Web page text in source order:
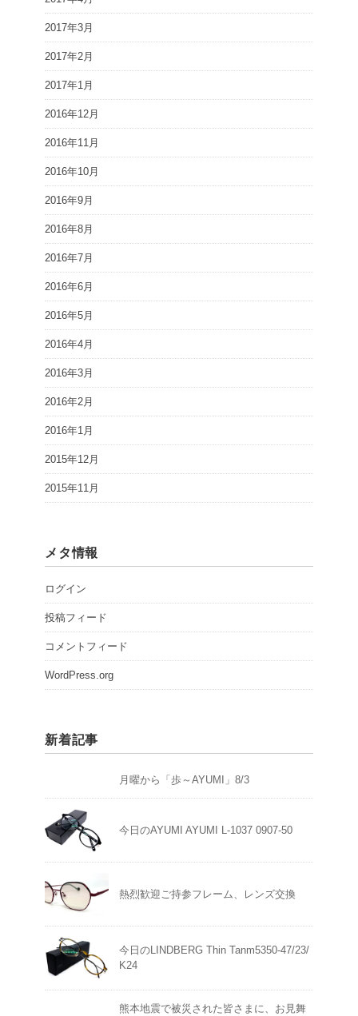
2017年3月
2017年2月
2017年1月
2016年12月
2016年11月
2016年10月
2016年9月
2016年8月
2016年7月
2016年6月
2016年5月
2016年4月
2016年3月
2016年2月
2016年1月
2015年12月
2015年11月
メタ情報
ログイン
投稿フィード
コメントフィード
WordPress.org
新着記事
月曜から「歩～AYUMI」8/3
今日のAYUMI AYUMI L-1037 0907-50
熱烈歓迎ご持参フレーム、レンズ交換
今日のLINDBERG Thin Tanm5350-47/23/
K24
熊本地震で被災された皆さまに、お見舞